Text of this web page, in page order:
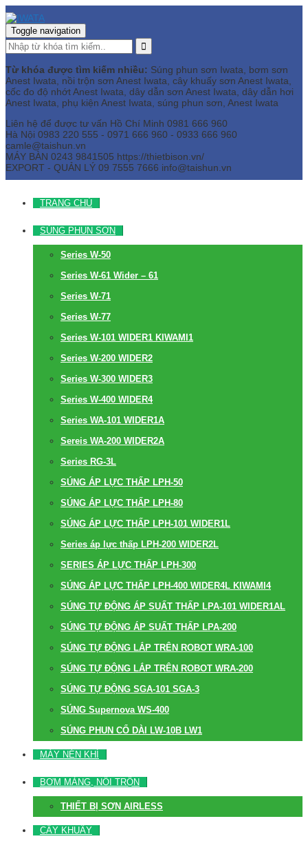
Toggle navigation
Từ khóa được tìm kiếm nhiều: Súng phun sơn Iwata, bơm sơn
Anest Iwata, nồi trộn sơn Anest Iwata, cây khuấy sơn Anest Iwata,
cốc đo độ nhớt Anest Iwata, dây dẫn sơn Anest Iwata, dây dẫn hơi
Anest Iwata, phụ kiện Anest Iwata, súng phun sơn, Anest Iwata
Liên hệ để được tư vấn Hồ Chí Minh 0981 666 960
Hà Nội 0983 220 555 - 0971 666 960 - 0933 666 960
camle@taishun.vn
MÁY BÀN 0243 9841505 https://thietbison.vn/
EXPORT - QUẢN LÝ 09 7555 7666 info@taishun.vn
TRANG CHỦ
SÚNG PHUN SƠN
Series W-50
Series W-61 Wider – 61
Series W-71
Series W-77
Series W-101 WIDER1 KIWAMI1
Series W-200 WIDER2
Series W-300 WIDER3
Series W-400 WIDER4
Series WA-101 WIDER1A
Sereis WA-200 WIDER2A
Series RG-3L
SÚNG ÁP LỰC THẤP LPH-50
SÚNG ÁP LỰC THẤP LPH-80
SÚNG ÁP LỰC THẤP LPH-101 WIDER1L
Series áp lực thấp LPH-200 WIDER2L
SERIES ÁP LỰC THẤP LPH-300
SÚNG ÁP LỰC THẤP LPH-400 WIDER4L KIWAMI4
SÚNG TỰ ĐỘNG ÁP SUẤT THẤP LPA-101 WIDER1AL
SÚNG TỰ ĐỘNG ÁP SUẤT THẤP LPA-200
SÚNG TỰ ĐỘNG LẮP TRÊN ROBOT WRA-100
SÚNG TỰ ĐỘNG LẮP TRÊN ROBOT WRA-200
SÚNG TỰ ĐỘNG SGA-101 SGA-3
SÚNG Supernova WS-400
SÚNG PHUN CỔ DÀI LW-10B LW1
MÁY NÉN KHÍ
BƠM MÀNG, NỒI TRỘN
THIẾT BỊ SƠN AIRLESS
CÂY KHUẤY